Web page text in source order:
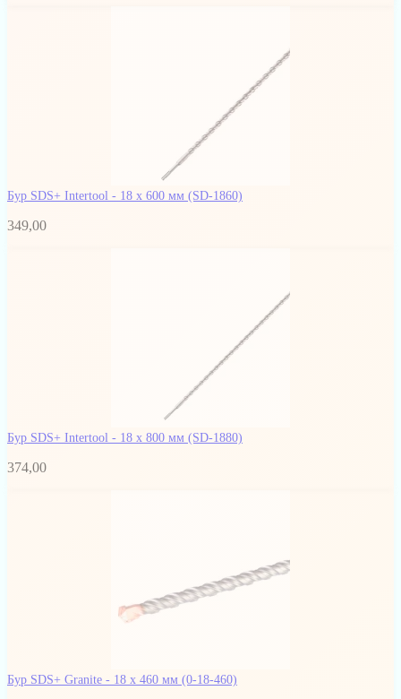
Бур SDS+ Intertool - 18 х 600 мм (SD-1860)
349,00
Бур SDS+ Intertool - 18 х 800 мм (SD-1880)
374,00
Бур SDS+ Granite - 18 х 460 мм (0-18-460)